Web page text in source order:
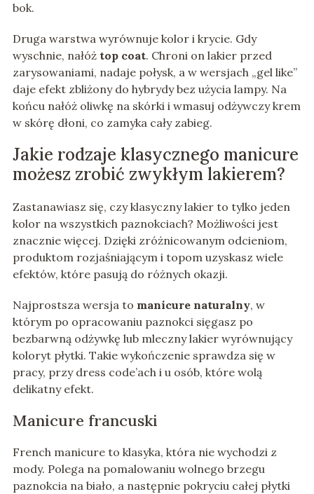
bok.
Druga warstwa wyrównuje kolor i krycie. Gdy
wyschnie, nałóż top coat. Chroni on lakier przed
zarysowaniami, nadaje połysk, a w wersjach „gel like”
daje efekt zbliżony do hybrydy bez użycia lampy. Na
końcu nałóż oliwkę na skórki i wmasuj odżywczy krem
w skórę dłoni, co zamyka cały zabieg.
Jakie rodzaje klasycznego manicure
możesz zrobić zwykłym lakierem?
Zastanawiasz się, czy klasyczny lakier to tylko jeden
kolor na wszystkich paznokciach? Możliwości jest
znacznie więcej. Dzięki zróżnicowanym odcieniom,
produktom rozjaśniającym i topom uzyskasz wiele
efektów, które pasują do różnych okazji.
Najprostsza wersja to manicure naturalny, w
którym po opracowaniu paznokci sięgasz po
bezbarwną odżywkę lub mleczny lakier wyrównujący
koloryt płytki. Takie wykończenie sprawdza się w
pracy, przy dress code’ach i u osób, które wolą
delikatny efekt.
Manicure francuski
French manicure to klasyka, która nie wychodzi z
mody. Polega na pomalowaniu wolnego brzegu
paznokcia na biało, a następnie pokryciu całej płytki